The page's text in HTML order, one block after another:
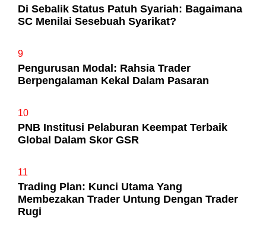
Di Sebalik Status Patuh Syariah: Bagaimana
SC Menilai Sesebuah Syarikat?
9
Pengurusan Modal: Rahsia Trader
Berpengalaman Kekal Dalam Pasaran
10
PNB Institusi Pelaburan Keempat Terbaik
Global Dalam Skor GSR
11
Trading Plan: Kunci Utama Yang
Membezakan Trader Untung Dengan Trader
Rugi